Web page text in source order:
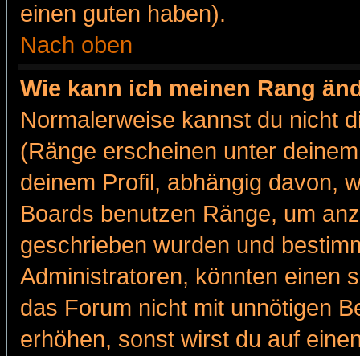
einen guten haben).
Nach oben
Wie kann ich meinen Rang
Normalerweise kannst du nicht
(Ränge erscheinen unter
deinem Profil, abhängig davon,
Boards benutzen Ränge, um
geschrieben wurden und
Administratoren, könnten einen
das Forum nicht mit unnötigen
erhöhen, sonst wirst du auf